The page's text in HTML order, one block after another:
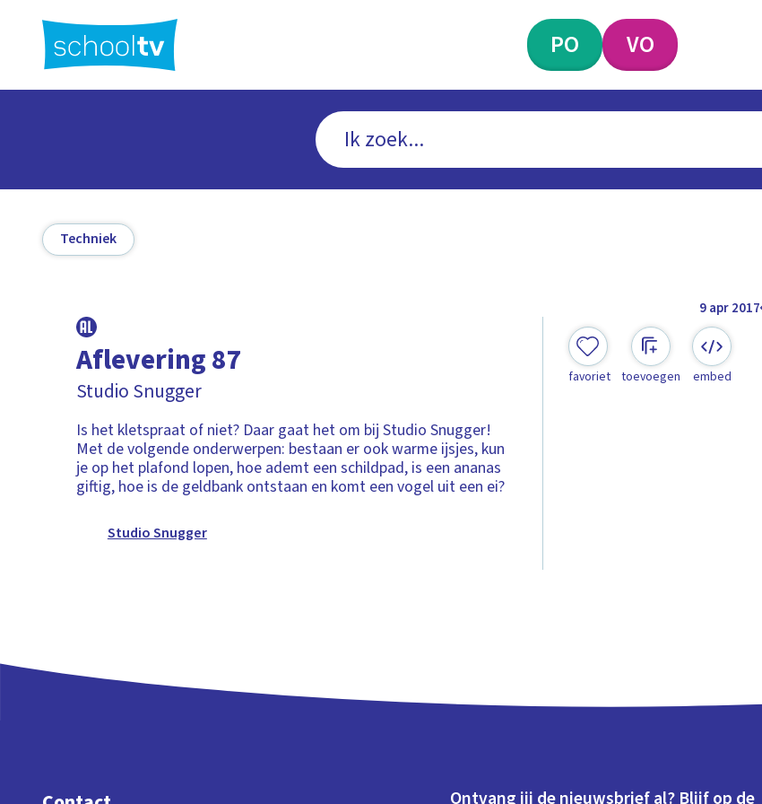
hoofdinhoud
PO VO
Techniek
9 apr 2017
Aflevering 87
Studio Snugger
Is het kletspraat of niet? Daar gaat het om bij Studio Snugger!
Met de volgende onderwerpen: bestaan er ook warme ijsjes, kun
je op het plafond lopen, hoe ademt een schildpad, is een ananas
giftig, hoe is de geldbank ontstaan en komt een vogel uit een ei?
Studio Snugger
favoriet toevoegen embed
Ontvang jij de nieuwsbrief al? Blijf op de